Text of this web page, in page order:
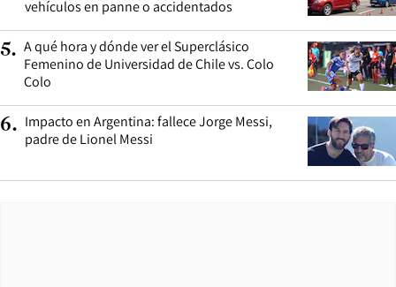
vehículos en panne o accidentados
5. A qué hora y dónde ver el Superclásico
Femenino de Universidad de Chile vs. Colo
Colo
6. Impacto en Argentina: fallece Jorge Messi,
padre de Lionel Messi